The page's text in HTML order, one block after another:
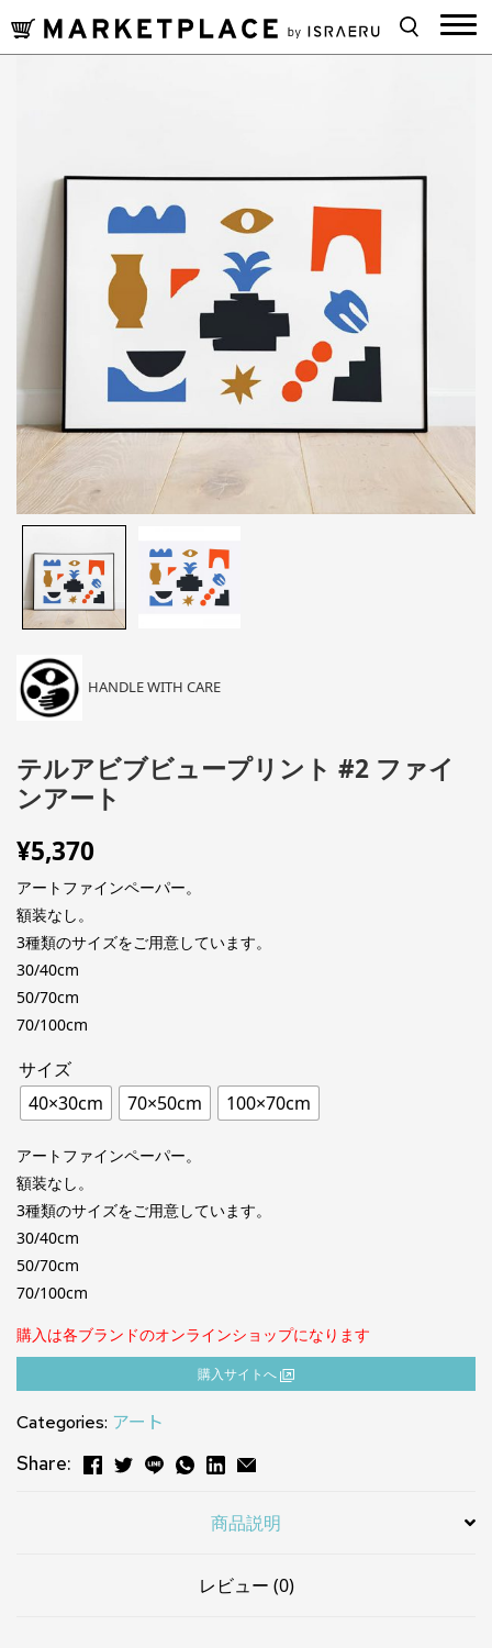
HANDLE WITH CARE
テルアビブビュープリント #2 ファイ
ンアート
¥5,370
アートファインペーパー。
額装なし。
3種類のサイズをご用意しています。
30/40cm
50/70cm
70/100cm
サイズ
40×30cm
70×50cm 100×70cm
アートファインペーパー。
額装なし。
3種類のサイズをご用意しています。
30/40cm
50/70cm
70/100cm
購入は各ブランドのオンラインショップになります
購⼊サイトへ
Categories: アート
Share:
商品説明
レビュー (0)